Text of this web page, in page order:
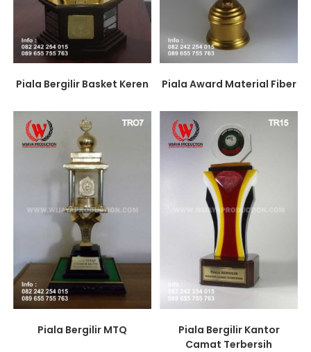
Piala Bergilir Basket Keren Piala Award Material Fiber
Piala Bergilir MTQ
Piala Bergilir Kantor
Camat Terbersih